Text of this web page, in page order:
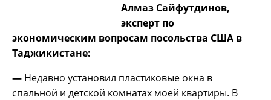
Алмаз Сайфутдинов,
эксперт по
экономическим вопросам посольства США в
Таджикистане:
— Недавно установил пластиковые окна в
спальной и детской комнатах моей квартиры. В